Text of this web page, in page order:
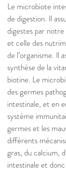
Le microbiote
de digestion. Il
digestes par
et celle des
de l’organisme. Il
synthèse de la
biotine. Le
des germes
intestinale, et en
système
germes et les
différents
gras, du calcium,
intestinale et